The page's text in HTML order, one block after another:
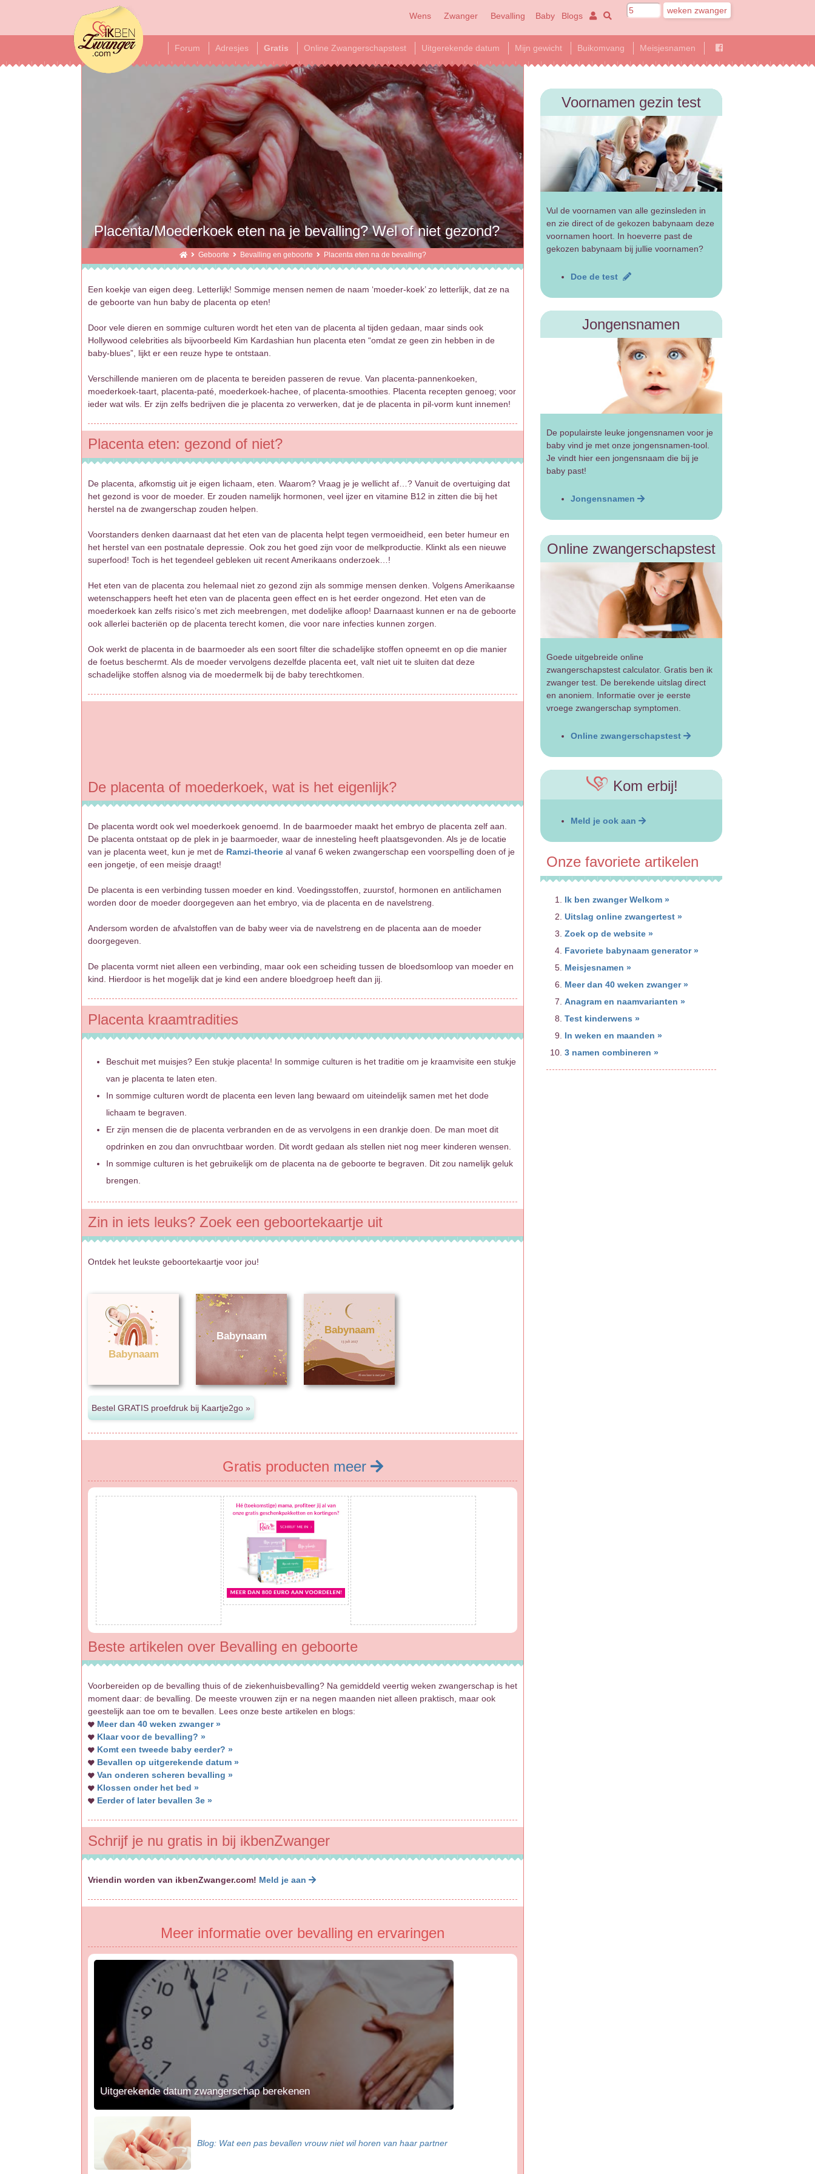
Wens Zwanger Bevalling Baby Blogs
Forum Adresjes Gratis Online Zwangerschapstest Uitgerekende datum Mijn gewicht Buikomvang Meisjesnamen
Placenta/Moederkoek eten na je bevalling? Wel of niet gezond?
Geboorte Bevalling en geboorte Placenta eten na de bevalling?
Een koekje van eigen deeg. Letterlijk! Sommige mensen nemen de naam ‘moeder-koek’ zo letterlijk, dat ze na
de geboorte van hun baby de placenta op eten!
Door vele dieren en sommige culturen wordt het eten van de placenta al tijden gedaan, maar sinds ook
Hollywood celebrities als bijvoorbeeld Kim Kardashian hun placenta eten “omdat ze geen zin hebben in de
baby-blues”, lijkt er een reuze hype te ontstaan.
Verschillende manieren om de placenta te bereiden passeren de revue. Van placenta-pannenkoeken,
moederkoek-taart, placenta-paté, moederkoek-hachee, of placenta-smoothies. Placenta recepten genoeg; voor
ieder wat wils. Er zijn zelfs bedrijven die je placenta zo verwerken, dat je de placenta in pil-vorm kunt innemen!
Placenta eten: gezond of niet?
De placenta, afkomstig uit je eigen lichaam, eten. Waarom? Vraag je je wellicht af…? Vanuit de overtuiging dat
het gezond is voor de moeder. Er zouden namelijk hormonen, veel ijzer en vitamine B12 in zitten die bij het
herstel na de zwangerschap zouden helpen.
Voorstanders denken daarnaast dat het eten van de placenta helpt tegen vermoeidheid, een beter humeur en
het herstel van een postnatale depressie. Ook zou het goed zijn voor de melkproductie. Klinkt als een nieuwe
superfood! Toch is het tegendeel gebleken uit recent Amerikaans onderzoek…!
Het eten van de placenta zou helemaal niet zo gezond zijn als sommige mensen denken. Volgens Amerikaanse
wetenschappers heeft het eten van de placenta geen effect en is het eerder ongezond. Het eten van de
moederkoek kan zelfs risico’s met zich meebrengen, met dodelijke afloop! Daarnaast kunnen er na de geboorte
ook allerlei bacteriën op de placenta terecht komen, die voor nare infecties kunnen zorgen.
Ook werkt de placenta in de baarmoeder als een soort filter die schadelijke stoffen opneemt en op die manier
de foetus beschermt. Als de moeder vervolgens dezelfde placenta eet, valt niet uit te sluiten dat deze
schadelijke stoffen alsnog via de moedermelk bij de baby terechtkomen.
De placenta of moederkoek, wat is het eigenlijk?
De placenta wordt ook wel moederkoek genoemd. In de baarmoeder maakt het embryo de placenta zelf aan.
De placenta ontstaat op de plek in je baarmoeder, waar de innesteling heeft plaatsgevonden. Als je de locatie
van je placenta weet, kun je met de Ramzi-theorie al vanaf 6 weken zwangerschap een voorspelling doen of je
een jongetje, of een meisje draagt!
De placenta is een verbinding tussen moeder en kind. Voedingsstoffen, zuurstof, hormonen en antilichamen
worden door de moeder doorgegeven aan het embryo, via de placenta en de navelstreng.
Andersom worden de afvalstoffen van de baby weer via de navelstreng en de placenta aan de moeder
doorgegeven.
De placenta vormt niet alleen een verbinding, maar ook een scheiding tussen de bloedsomloop van moeder en
kind. Hierdoor is het mogelijk dat je kind een andere bloedgroep heeft dan jij.
Placenta kraamtradities
Beschuit met muisjes? Een stukje placenta! In sommige culturen is het traditie om je kraamvisite een stukje
van je placenta te laten eten.
In sommige culturen wordt de placenta een leven lang bewaard om uiteindelijk samen met het dode
lichaam te begraven.
Er zijn mensen die de placenta verbranden en de as vervolgens in een drankje doen. De man moet dit
opdrinken en zou dan onvruchtbaar worden. Dit wordt gedaan als stellen niet nog meer kinderen wensen.
In sommige culturen is het gebruikelijk om de placenta na de geboorte te begraven. Dit zou namelijk geluk
brengen.
Zin in iets leuks? Zoek een geboortekaartje uit
Ontdek het leukste geboortekaartje voor jou!
Babynaam
Babynaam
Babynaam
Gratis producten meer
Beste artikelen over Bevalling en geboorte
Voorbereiden op de bevalling thuis of de ziekenhuisbevalling? Na gemiddeld veertig weken zwangerschap is het
moment daar: de bevalling. De meeste vrouwen zijn er na negen maanden niet alleen praktisch, maar ook
geestelijk aan toe om te bevallen. Lees onze beste artikelen en blogs:
Meer dan 40 weken zwanger »
Klaar voor de bevalling? »
Komt een tweede baby eerder? »
Bevallen op uitgerekende datum »
Van onderen scheren bevalling »
Klossen onder het bed »
Eerder of later bevallen 3e »
Schrijf je nu gratis in bij ikbenZwanger
Vriendin worden van ikbenZwanger.com! Meld je aan
Meer informatie over bevalling en ervaringen
Uitgerekende datum zwangerschap berekenen
Blog: Wat een pas bevallen vrouw niet wil horen van haar partner
Voornamen gezin test
Vul de voornamen van alle gezinsleden in
en zie direct of de gekozen babynaam deze
voornamen hoort. In hoeverre past de
gekozen babynaam bij jullie voornamen?
Doe de test
Jongensnamen
De populairste leuke jongensnamen voor je
baby vind je met onze jongensnamen-tool.
Je vindt hier een jongensnaam die bij je
baby past!
Jongensnamen
Online zwangerschapstest
Goede uitgebreide online
zwangerschapstest calculator. Gratis ben ik
zwanger test. De berekende uitslag direct
en anoniem. Informatie over je eerste
vroege zwangerschap symptomen.
Online zwangerschapstest
Kom erbij!
Meld je ook aan
Onze favoriete artikelen
Ik ben zwanger Welkom »
Uitslag online zwangertest »
Zoek op de website »
Favoriete babynaam generator »
Meisjesnamen »
Meer dan 40 weken zwanger »
Anagram en naamvarianten »
Test kinderwens »
In weken en maanden »
3 namen combineren »